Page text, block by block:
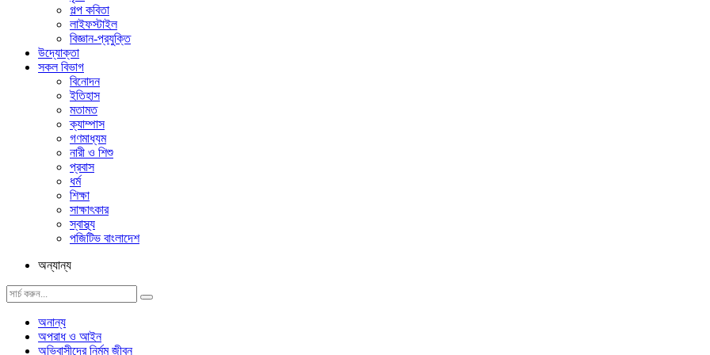
গল্প ক‌বিতা
লাইফস্টাইল
বিজ্ঞান-প্রযুক্তি
উদ্যোক্তা
সকল বিভাগ
বিনোদন
ইতিহাস
মতামত
ক্যাম্পাস
গণমাধ্যম
নারী ও শিশু
প্রবাস
ধর্ম
শিক্ষা
সাক্ষাৎকার
স্বাস্থ্য
পজিটিভ বাংলাদেশ
অন্যান্য
অনান্য
অপরাধ ও আইন
অভিবাসীদের নির্মম জীবন